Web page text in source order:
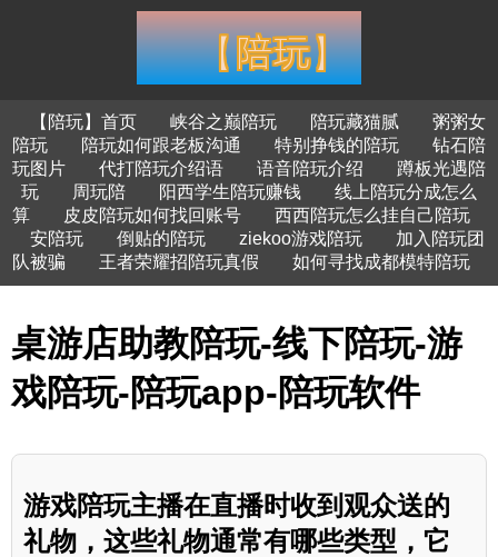
【陪玩】首页 峡谷之巅陪玩 陪玩藏猫腻
粥粥女
陪玩
陪玩如何跟老板沟通 特别挣钱的陪玩
钻石陪
玩图片
代打陪玩介绍语 语音陪玩介绍
蹲板光遇陪
玩
周玩陪 阳西学生陪玩赚钱
线上陪玩分成怎么
算
皮皮陪玩如何找回账号
西西陪玩怎么挂自己陪玩
安陪玩
倒贴的陪玩 ziekoo游戏陪玩
加入陪玩团
队被骗
王者荣耀招陪玩真假 如何寻找成都模特陪玩
桌游店助教陪玩-线下陪玩-游
戏陪玩-陪玩app-陪玩软件
游戏陪玩主播在直播时收到观众送的
礼物，这些礼物通常有哪些类型，它